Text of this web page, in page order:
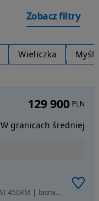
Zobacz filtry
Wieliczka
3993 cm3 • 450 KM • Ostatnie S6 z V8 | 4.0 TFSI 450KM | bezwypadkowe | 2 właściciel Matrix
129 900 PLN
W granicach średniej